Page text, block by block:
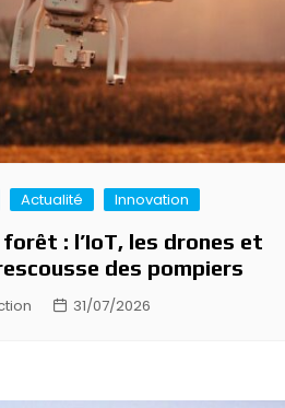
Actualité Innovation
forêt : l’IoT, les drones et
des pompiers
31/07/2026